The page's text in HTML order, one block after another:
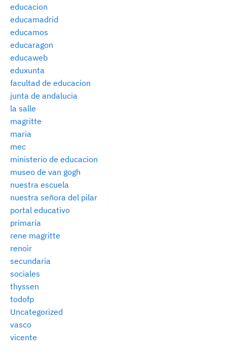
educacion
educamadrid
educamos
educaragon
educaweb
eduxunta
facultad de educacion
junta de andalucia
la salle
magritte
maria
mec
ministerio de educacion
museo de van gogh
nuestra escuela
nuestra señora del pilar
portal educativo
primaria
rene magritte
renoir
secundaria
sociales
thyssen
todofp
Uncategorized
vasco
vicente